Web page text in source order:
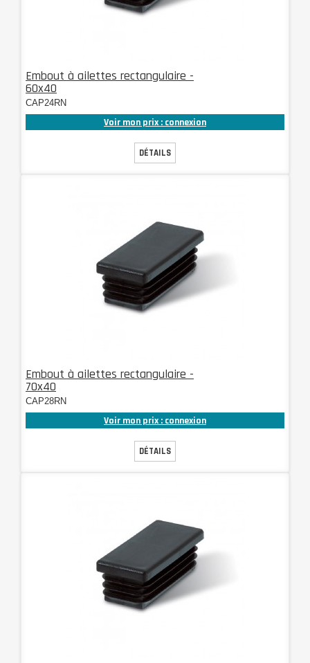
Embout à ailettes rectangulaire -
60x40
CAP24RN
Voir mon prix : connexion
DÉTAILS
Embout à ailettes rectangulaire -
70x40
CAP28RN
Voir mon prix : connexion
DÉTAILS